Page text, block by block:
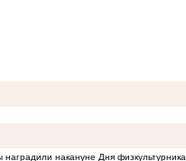
накануне Дня физкультурника